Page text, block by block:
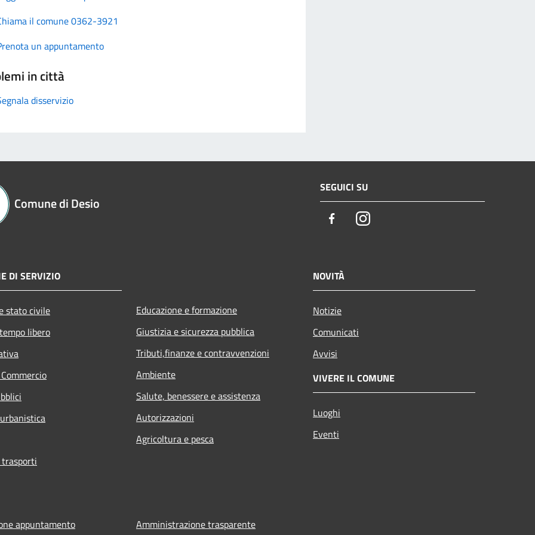
il comune 0362-3921
un appuntamento
in città
disservizio
Comune di Desio
SEGUICI SU
FacebookInstagram
DI SERVIZIO
stato civile
libero
Educazione e formazione
Giustizia e sicurezza pubblica
Tributi,finanze e contravvenzioni
Ambiente
Salute, benessere e assistenza
Autorizzazioni
Agricoltura e pesca
NOVITÀ
Notizie
Comunicati
Avvisi
VIVERE IL COMUNE
Luoghi
Eventi
appuntamento Amministrazione trasparente